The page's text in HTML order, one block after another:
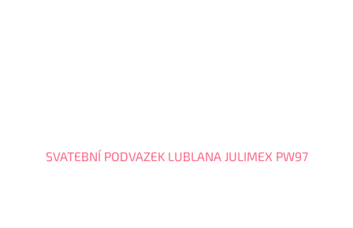
SVATEBNÍ PODVAZEK LUBLANA JULIMEX PW97